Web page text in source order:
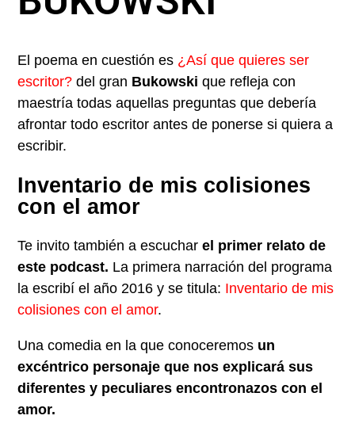
El poema en cuestión es ¿Así que quieres ser
escritor? del gran Bukowski que refleja con
maestría todas aquellas preguntas que debería
afrontar todo escritor antes de ponerse si quiera a
escribir.
Inventario de mis colisiones
con el amor
Te invito también a escucharel primer relato de
este podcast. La primera narración del programa
la escribí el año 2016 y se titula: Inventario de mis
colisiones con el amor.
Una comedia en la que conoceremos un
excéntrico personaje que nos explicará sus
diferentes y peculiares encontronazos con el
amor.